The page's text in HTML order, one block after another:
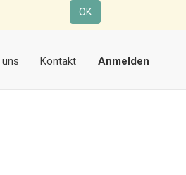
OK
uns Kontakt Anmelden